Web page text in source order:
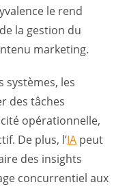
le rend
la gestion du
marketing.
systèmes, les
des tâches
opérationnelle,
De plus, l’IA peut
des insights
concurrentiel aux